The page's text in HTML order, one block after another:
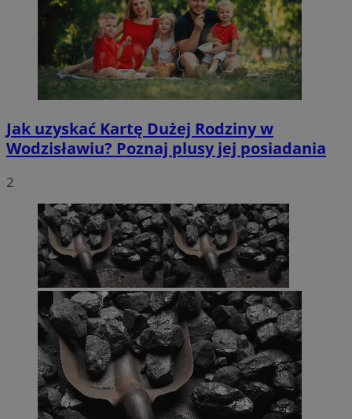
Jak uzyskać Kartę Dużej Rodziny w
Wodzisławiu? Poznaj plusy jej posiadania
2